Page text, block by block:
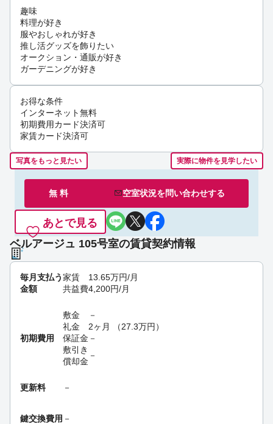
趣味
料理が好き
服やおしゃれが好き
推し活グッズを飾りたい
オークション・通販が好き
ガーデニングが好き
お得な条件
インターネット無料
初期費用カード決済可
家賃カード決済可
写真をもっと見たい 実際に物件を見学したい
無 料 空室状況を問い合わせする
あとで見る
ベルアージュ 105号室の賃貸契約情報
毎月支払う
金額
家賃 13.65万円/月
共益費4,200円/月
初期費用
敷金
－
礼金
2ヶ月 （27.3万円 ）
保証金 －
敷引き
償却金
－
更新料 －
鍵交換費用 －